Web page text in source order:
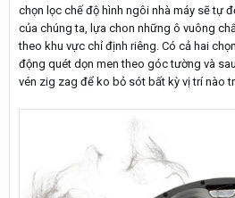
chọn lọc chế độ hình ngôi nhà máy sẽ tự
của chúng ta, lựa chon những ô vuông
theo khu vực chỉ định riêng. Có cả hai
động quét dọn men theo góc tường và
vén zig zag để ko bỏ sót bất kỳ vị trí nào